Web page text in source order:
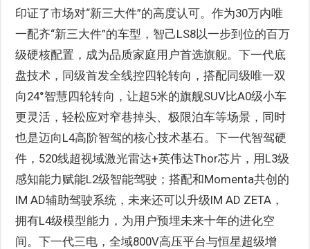
印证了市场对“新三大件”的高度认可。作为30万内唯
一配齐“新三大件”的车型，智己LS8以一步到位的百万
级硬核配置，成为品质家庭用户首选旗舰。下一代底
盘技术，同级首发全线控四轮转向，搭配同级唯一双
向24°智慧四轮转向，让超5米的旗舰SUV比A0级小车
更灵活，轻松应对窄巷掉头、极限泊车等场景，同时
也是迈向L4高阶智驾的核心技术基石。下一代智驾硬
件，520线超视域激光雷达+英伟达Thor芯片，用L3级
感知能力赋能L2级智能驾驶；搭配和Momenta共创的
IM AD辅助驾驶系统，未来还可以升级IM AD ZETA，
拥有L4级模型能力，为用户预埋未来十年的进化空
间。下一代三电，全域800V高压平台与恒星超级增